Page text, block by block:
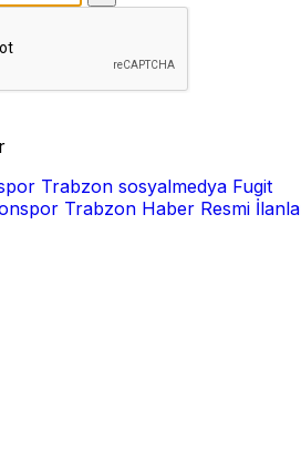
Trabzon sosyalmedya Fugit
Trabzon Haber Resmi